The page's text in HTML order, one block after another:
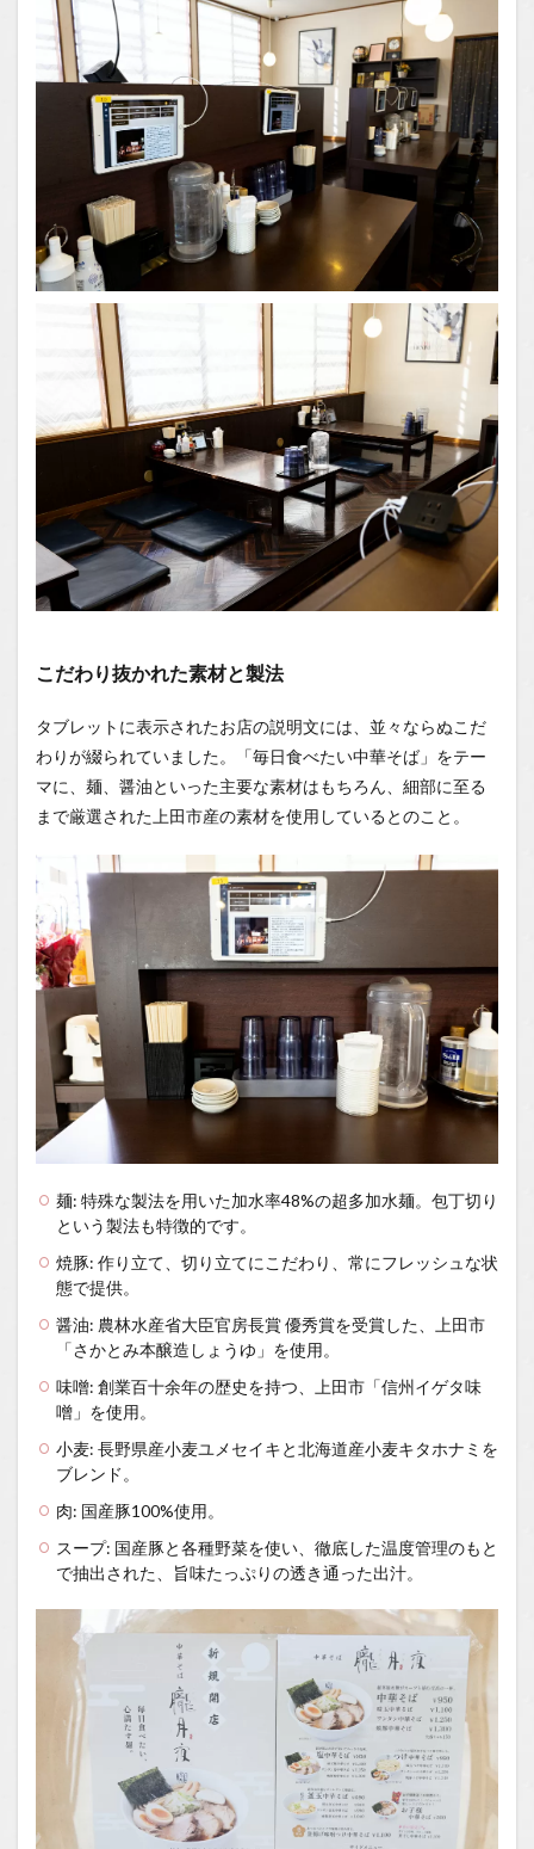
1.1
場所
1.2
You
Tube
1.2.1
はいし
ゃの食
べ歩き
You
Tubeチ
ャンネ
ル
こだわり抜かれた素材と製法
タブレットに表示されたお店の説明文には、並々ならぬこだ
わりが綴られていました。「毎日食べたい中華そば」をテー
マに、麺、醤油といった主要な素材はもちろん、細部に至る
まで厳選された上田市産の素材を使用しているとのこと。
麺: 特殊な製法を用いた加水率48%の超多加水麺。包丁切り
という製法も特徴的です。
焼豚: 作り立て、切り立てにこだわり、常にフレッシュな状
態で提供。
醤油: 農林水産省大臣官房長賞 優秀賞を受賞した、上田市
「さかとみ本醸造しょうゆ」を使用。
味噌: 創業百十余年の歴史を持つ、上田市「信州イゲタ味
噌」を使用。
小麦: 長野県産小麦ユメセイキと北海道産小麦キタホナミを
ブレンド。
肉: 国産豚100%使用。
スープ: 国産豚と各種野菜を使い、徹底した温度管理のもと
で抽出された、旨味たっぷりの透き通った出汁。